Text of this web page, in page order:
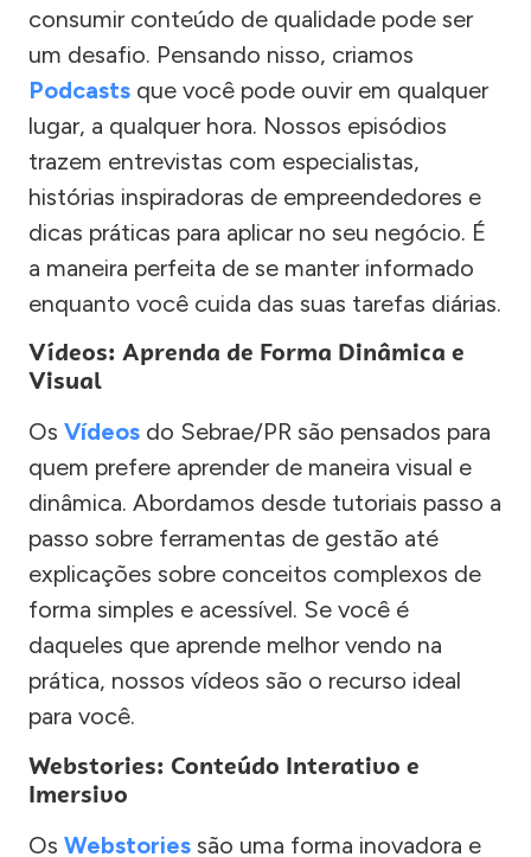
consumir conteúdo de qualidade pode ser
um desafio. Pensando nisso, criamos
Podcasts que você pode ouvir em qualquer
lugar, a qualquer hora. Nossos episódios
trazem entrevistas com especialistas,
histórias inspiradoras de empreendedores e
dicas práticas para aplicar no seu negócio. É
a maneira perfeita de se manter informado
enquanto você cuida das suas tarefas diárias.
Vídeos: Aprenda de Forma Dinâmica e
Visual
Os Vídeos do Sebrae/PR são pensados para
quem prefere aprender de maneira visual e
dinâmica. Abordamos desde tutoriais passo a
passo sobre ferramentas de gestão até
explicações sobre conceitos complexos de
forma simples e acessível. Se você é
daqueles que aprende melhor vendo na
prática, nossos vídeos são o recurso ideal
para você.
Webstories: Conteúdo Interativo e
Imersivo
Os Webstories são uma forma inovadora e